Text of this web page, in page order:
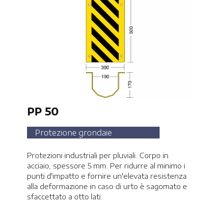
PP 50
Protezione grondaie
Protezioni industriali per pluviali. Corpo in
acciaio, spessore 5 mm. Per ridurre al minimo i
punti d'impatto e fornire un'elevata resistenza
alla deformazione in caso di urto è sagomato e
sfaccettato a otto lati.